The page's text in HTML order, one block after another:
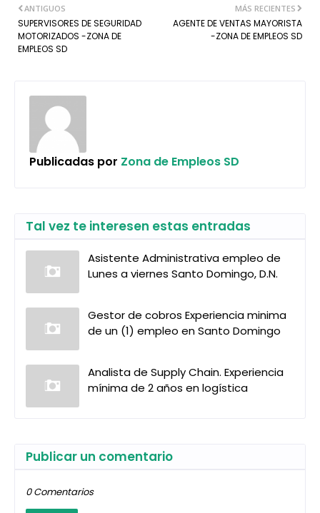
MÁS RECIENTES
AGENTE DE VENTAS MAYORISTA
-ZONA DE EMPLEOS SD
ANTIGUOS
SUPERVISORES DE SEGURIDAD
MOTORIZADOS -ZONA DE
EMPLEOS SD
Publicadas por Zona de Empleos SD
Tal vez te interesen estas entradas
Asistente Administrativa empleo de
Lunes a viernes Santo Domingo, D.N.
Gestor de cobros Experiencia minima
de un (1) empleo en Santo Domingo
Analista de Supply Chain. Experiencia
mínima de 2 años en logística
Publicar un comentario
0 Comentarios